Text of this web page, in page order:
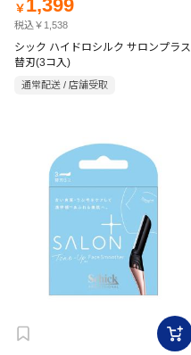
￥ 1,399
税込￥1,538
シック ハイドロシルク サロンプラス
替刃(3コ入)
通常配送 / 店舗受取